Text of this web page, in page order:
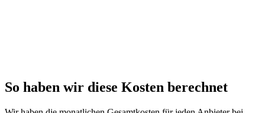
So haben wir diese Kosten berechnet